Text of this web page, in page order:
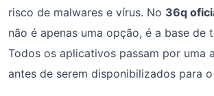
risco de malwares e vírus. No 36q
não é apenas uma opção, é a base de
Todos os aplicativos passam por uma
antes de serem disponibilizados para